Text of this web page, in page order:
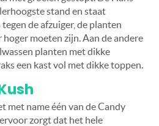
stand en staat
de afzuiger, de planten
moeten zijn. Aan de andere
planten met dikke
een kast vol met dikke toppen.
met name één van de Candy
zorgt dat het hele